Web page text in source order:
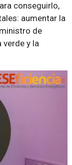
conseguirlo,
aumentar la
de
verde y la